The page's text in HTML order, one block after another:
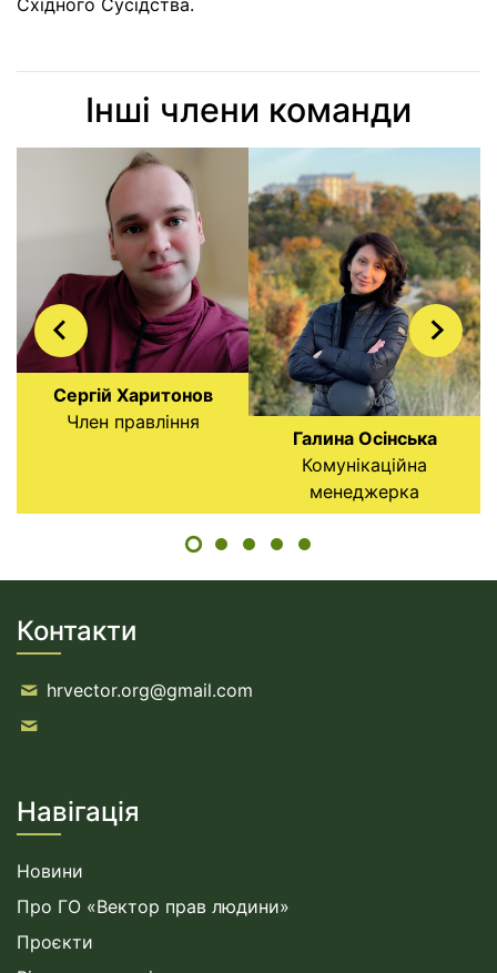
Східного Сусідства.
Інші члени команди
Сергій Харитонов
Член правління
Галина Осінська
Комунікаційна
менеджерка
Контакти
hrvector.org@gmail.com
Навігація
Новини
Про ГО «Вектор прав людини»
Проєкти